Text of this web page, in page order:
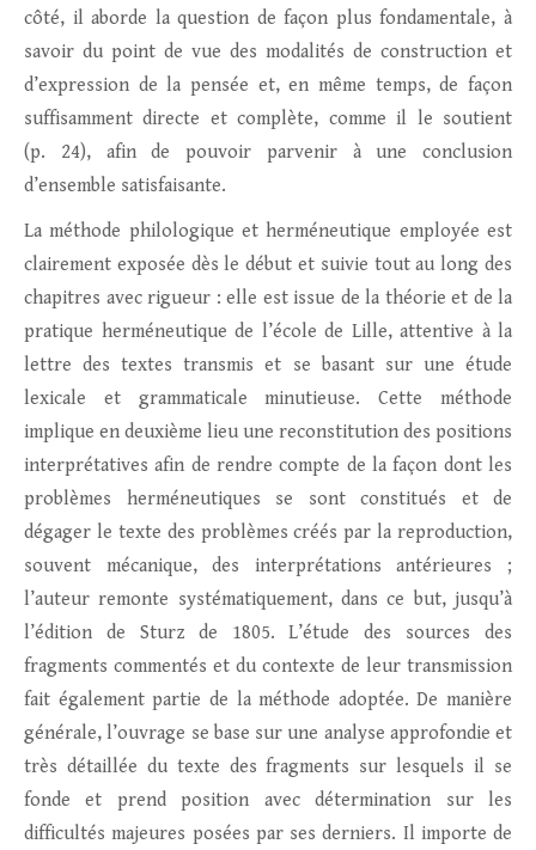
côté, il aborde la question de façon plus fondamentale, à
savoir du point de vue des modalités de construction et
d’expression de la pensée et, en même temps, de façon
suffisamment directe et complète, comme il le soutient
(p. 24), afin de pouvoir parvenir à une conclusion
d’ensemble satisfaisante.
La méthode philologique et herméneutique employée est
clairement exposée dès le début et suivie tout au long des
chapitres avec rigueur : elle est issue de la théorie et de la
pratique herméneutique de l’école de Lille, attentive à la
lettre des textes transmis et se basant sur une étude
lexicale et grammaticale minutieuse. Cette méthode
implique en deuxième lieu une reconstitution des positions
interprétatives afin de rendre compte de la façon dont les
problèmes herméneutiques se sont constitués et de
dégager le texte des problèmes créés par la reproduction,
souvent mécanique, des interprétations antérieures ;
l’auteur remonte systématiquement, dans ce but, jusqu’à
l’édition de Sturz de 1805. L’étude des sources des
fragments commentés et du contexte de leur transmission
fait également partie de la méthode adoptée. De manière
générale, l’ouvrage se base sur une analyse approfondie et
très détaillée du texte des fragments sur lesquels il se
fonde et prend position avec détermination sur les
difficultés majeures posées par ses derniers. Il importe de